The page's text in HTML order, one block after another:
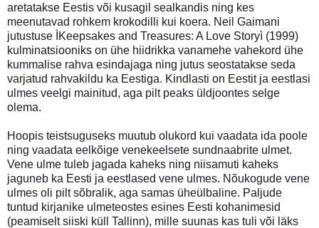
aretatakse Eestis või kusagil sealkandis ning kes
meenutavad rohkem krokodilli kui koera. Neil Gaimani
jutustuse ÌKeepsakes and Treasures: A Love Storyì (1999)
kulminatsiooniks on ühe hiidrikka vanamehe vahekord ühe
kummalise rahva esindajaga ning jutus seostatakse seda
varjatud rahvakildu ka Eestiga. Kindlasti on Eestit ja eestlasi
ulmes veelgi mainitud, aga pilt peaks üldjoontes selge
olema.
Hoopis teistsuguseks muutub olukord kui vaadata ida poole
ning vaadata eelkõige venekeelsete sundnaabrite ulmet.
Vene ulme tuleb jagada kaheks ning niisamuti kaheks
jaguneb ka Eesti ja eestlased vene ulmes. Nõukogude vene
ulmes oli pilt sõbralik, aga samas üheülbaline. Paljude
tuntud kirjanike ulmeteostes esines Eesti kohanimesid
(peamiselt siiski küll Tallinn), mille suunas kas tuli või läks